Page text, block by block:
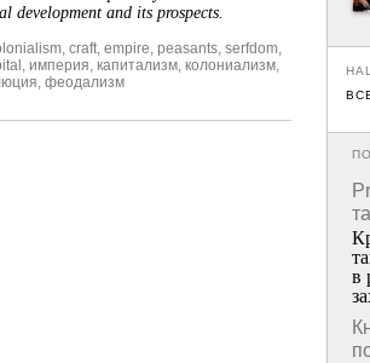
and its prospects.
, craft, empire, peasants, serfdom,
, империя, капитализм, колониализм,
, феодализм
в